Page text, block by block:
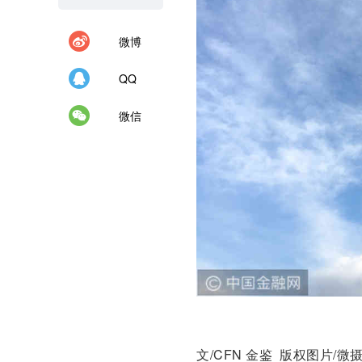
微博
QQ
微信
文/CFN 金鉴 版权图片/微